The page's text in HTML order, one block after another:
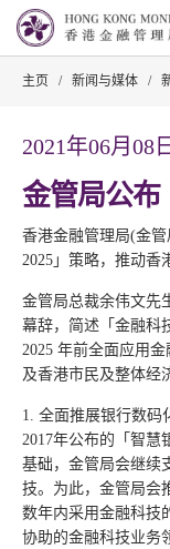
主页 / 新闻与媒体 /
2021年06月08日
金管局公布
香港金融管理局(金
2025」策略，推动香
金管局总裁余伟文先
幕辞，简述「金融科
2025 年前全面应用
及香港市民及整体经
1. 全面推展银行数码
2017年公布的「智慧
基础，金管局会继续
技。为此，金管局会
数年内采用金融科技
协助的金融科技业务